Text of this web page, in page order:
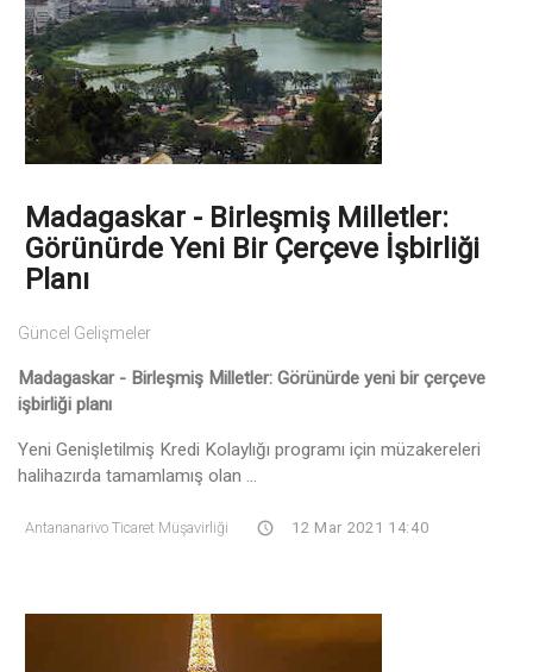
Madagaskar - Birleşmiş Milletler:
Görünürde Yeni Bir Çerçeve İşbirliği
Planı
Güncel Gelişmeler
Madagaskar - Birleşmiş Milletler: Görünürde yeni bir çerçeve
işbirliği planı
Yeni Genişletilmiş Kredi Kolaylığı programı için müzakereleri
halihazırda tamamlamış olan ...
Antananarivo Ticaret Müşavirliği 12 Mar 2021 14:40